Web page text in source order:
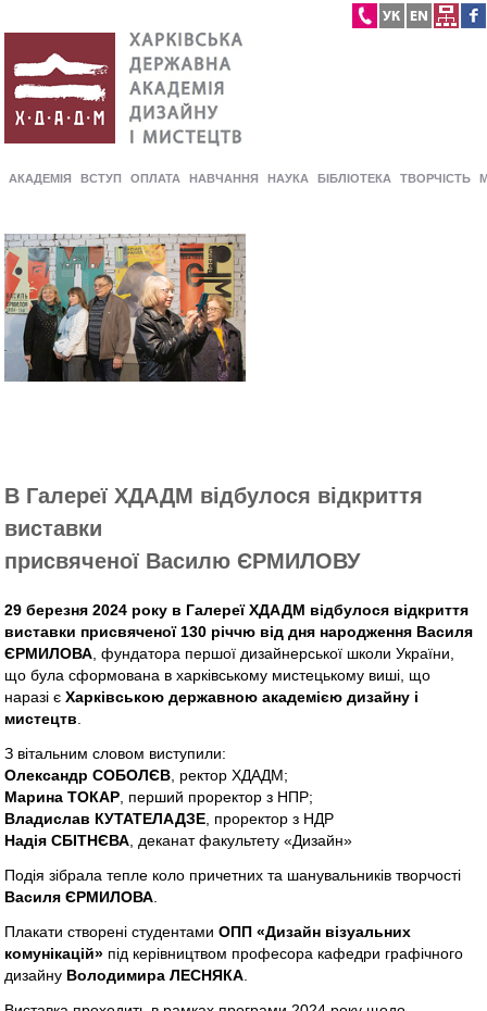
АКАДЕМІЯ ВСТУП ОПЛАТА НАВЧАННЯ НАУКА БІБЛІОТЕКА ТВОРЧІСТЬ
В Галереї ХДАДМ відбулося відкриття
виставки
присвяченої Василю ЄРМИЛОВУ
29 березня 2024 року в Галереї ХДАДМ відбулося відкриття
виставки присвяченої 130 річчю від дня народження Василя
ЄРМИЛОВА, фундатора першої дизайнерської школи України,
що була сформована в харківському мистецькому виші, що
наразі єХарківською державною академією дизайну і
мистецтв.
З вітальним словом виступили:
Олександр СОБОЛЄВ, ректор ХДАДМ;
Марина ТОКАР, перший проректор з НПР;
Владислав КУТАТЕЛАДЗЕ, проректор з НДР
Надія СБІТНЄВА, деканат факультету «Дизайн»
Подія зібрала тепле коло причетних та шанувальників творчості
Василя ЄРМИЛОВА.
Плакати створені студентамиОПП «Дизайн візуальних
комунікацій» під керівництвом професора кафедри графічного
дизайну Володимира ЛЕСНЯКА.